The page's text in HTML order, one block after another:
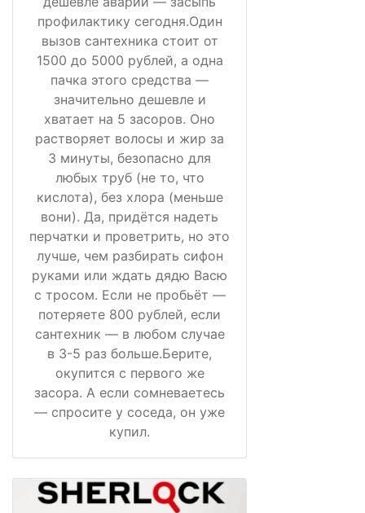
профилактику сегодня.Один
вызов сантехника стоит от
1500 до 5000 рублей, а одна
пачка этого средства —
значительно дешевле и
хватает на 5 засоров. Оно
растворяет волосы и жир за
3 минуты, безопасно для
любых труб (не то, что
кислота), без хлора (меньше
вони). Да, придётся надеть
перчатки и проветрить, но это
лучше, чем разбирать сифон
руками или ждать дядю Васю
с тросом. Если не пробьёт —
потеряете 800 рублей, если
сантехник — в любом случае
в 3-5 раз больше.Берите,
окупится с первого же
засора. А если сомневаетесь
— спросите у соседа, он уже
купил.